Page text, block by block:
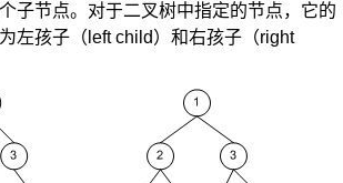
子节点。对于二叉树中指定的节点，它的
左孩子（left child）和右孩子（right